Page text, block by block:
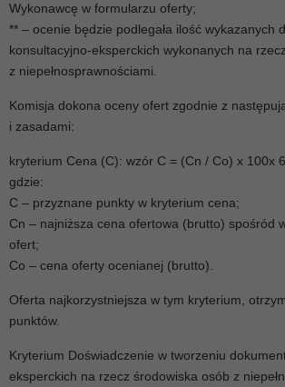
Wykonawcę w formularzu oferty;
** – ocenie będzie podlegała ilość wykazanych
konsultacyjno-eksperckich wykonanych na
z niepełnosprawnościami.
Komisja dokona oceny ofert zgodnie z
i zasadami:
kryterium Cena (C): wzór C = (Cn / Co) x 100x
gdzie:
C – przyznane punkty w kryterium cena;
Cn – najniższa cena ofertowa (brutto) spośród
ofert;
Co – cena oferty ocenianej (brutto).
Oferta najkorzystniejsza w tym kryterium,
punktów.
Kryterium Doświadczenie w tworzeniu
eksperckich na rzecz środowiska osób z